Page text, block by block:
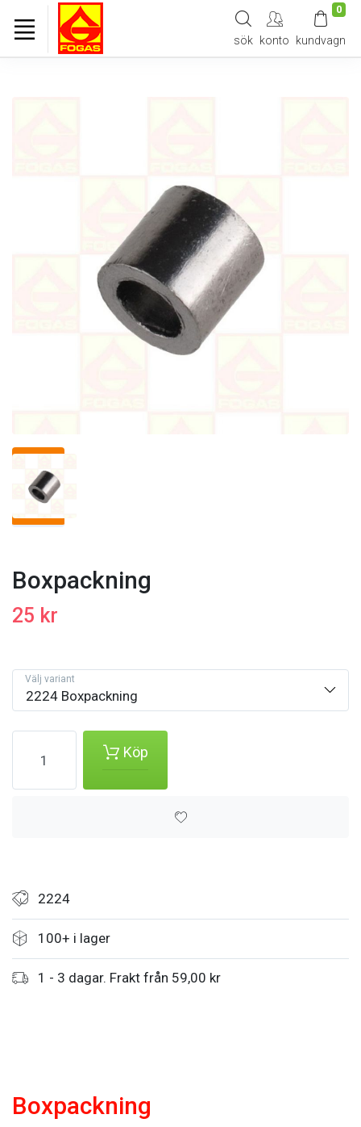
sök konto
0
kundvagn
Boxpackning
25 kr
2224 Boxpackning
Välj variant
Köp
2224
100+ i lager
1 - 3 dagar. Frakt från 59,00 kr
Boxpackning